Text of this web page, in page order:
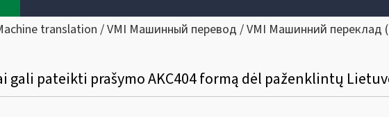
translation / VMI Машинный перевод / VMI Машинний переклад (